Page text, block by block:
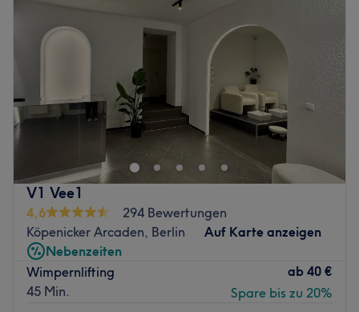
V1 Vee1
4,6
294 Bewertungen
Köpenicker Arcaden, Berlin
Auf Karte anzeigen
Nebenzeiten
Wimpernlifting
45 Min.
ab 40 €
Spare bis zu 20%